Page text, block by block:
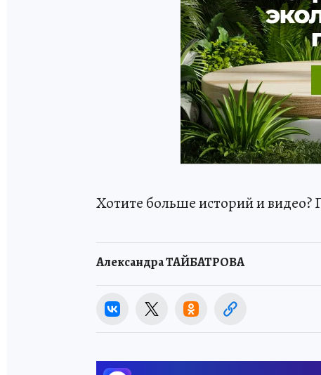
Хотите больше историй и
Александра ТАЙБАТРОВА